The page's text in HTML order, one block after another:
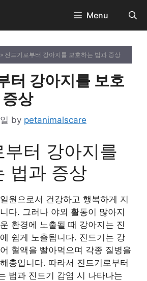
Menu
» 진드기로부터 강아지를 보호하는 법과 증상
터 강아지를 보호
상
by petanimalscare
부터 강아지를
법과 증상
원으로서 건강하고 행복하게 지
다. 그러나 야외 활동이 많아지
환경에 노출될 때 강아지는 진
쉽게 노출됩니다. 진드기는 강
혈액을 빨아먹으며 각종 질병을
충입니다. 따라서 진드기로부터
법과 진드기 감염 시 나타나는